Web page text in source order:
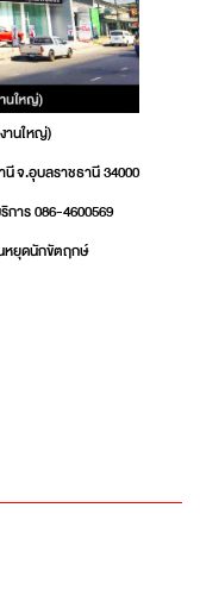
านใหญ่)
นี จ.อุบลราชธานี 34000
าร 086-4600569
หยุดนักขัตฤกษ์